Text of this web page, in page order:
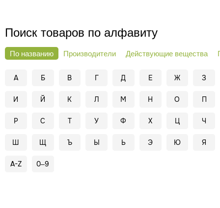
Поиск товаров по алфавиту
По названию Производители Действующие вещества
А Б В Г Д Е Ж З
И Й К Л М Н О П
Р С Т У Ф Х Ц Ч
Ш Щ Ъ Ы Ь Э Ю Я
A-Z 0–9